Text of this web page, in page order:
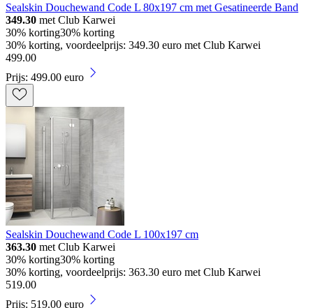
Sealskin Douchewand Code L 80x197 cm met Gesatineerde Band
349.30 met Club Karwei
30% korting30% korting
30% korting, voordeelprijs: 349.30 euro met Club Karwei
499.00
Prijs: 499.00 euro
Sealskin Douchewand Code L 100x197 cm
363.30 met Club Karwei
30% korting30% korting
30% korting, voordeelprijs: 363.30 euro met Club Karwei
519.00
Prijs: 519.00 euro